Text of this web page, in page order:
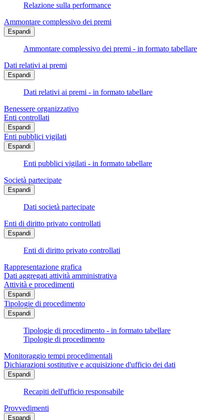
Relazione sulla performance
Ammontare complessivo dei premi
Espandi
Ammontare complessivo dei premi - in formato tabellare
Dati relativi ai premi
Espandi
Dati relativi ai premi - in formato tabellare
Benessere organizzativo
Enti controllati
Espandi
Enti pubblici vigilati
Espandi
Enti pubblici vigilati - in formato tabellare
Società partecipate
Espandi
Dati società partecipate
Enti di diritto privato controllati
Espandi
Enti di diritto privato controllati
Rappresentazione grafica
Dati aggregati attività amministrativa
Attività e procedimenti
Espandi
Tipologie di procedimento
Espandi
Tipologie di procedimento - in formato tabellare
Tipologie di procedimento
Monitoraggio tempi procedimentali
Dichiarazioni sostitutive e acquisizione d'ufficio dei dati
Espandi
Recapiti dell'ufficio responsabile
Provvedimenti
Espandi